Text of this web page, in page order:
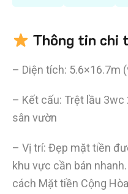
Thông tin chi
– Diện tích: 5.6×16.7m
– Kết cấu: Trệt lầu 3wc
sân vườn
– Vị trí: Đẹp mặt tiền
khu vực cần bán
cách Mặt tiền Cộng